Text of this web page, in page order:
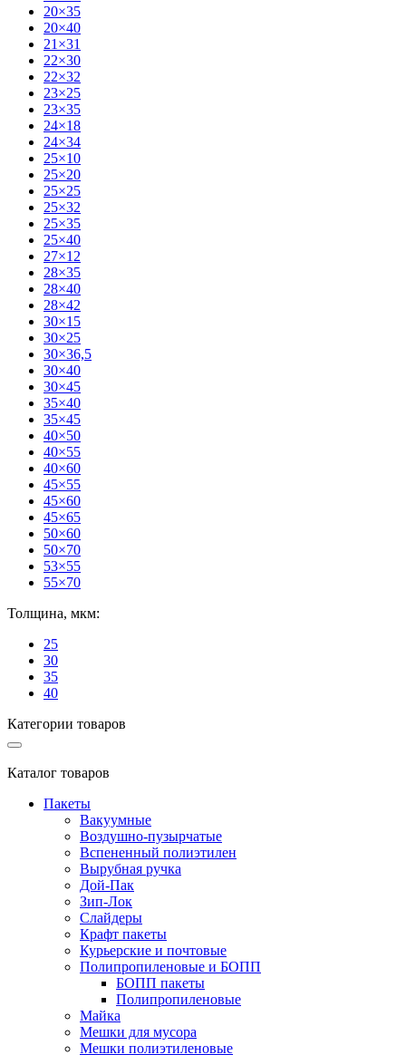
20×35
20×40
21×31
22×30
22×32
23×25
23×35
24×18
24×34
25×10
25×20
25×25
25×32
25×35
25×40
27×12
28×35
28×40
28×42
30×15
30×25
30×36,5
30×40
30×45
35×40
35×45
40×50
40×55
40×60
45×55
45×60
45×65
50×60
50×70
53×55
55×70
Толщина, мкм:
25
30
35
40
Категории товаров
Каталог товаров
Пакеты
Вакуумные
Воздушно-пузырчатые
Вспененный полиэтилен
Вырубная ручка
Дой-Пак
Зип-Лок
Слайдеры
Крафт пакеты
Курьерские и почтовые
Полипропиленовые и БОПП
БОПП пакеты
Полипропиленовые
Майка
Мешки для мусора
Мешки полиэтиленовые